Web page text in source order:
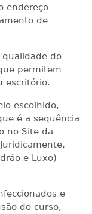
endereço
de
do
permitem
escritório.
escolhido,
é a sequência
no Site da
e Luxo)
e
do curso,